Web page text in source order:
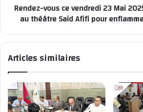
Rendez-vous ce vendredi 23 Mai
au théâtre Said Afifi pour
Articles similaires